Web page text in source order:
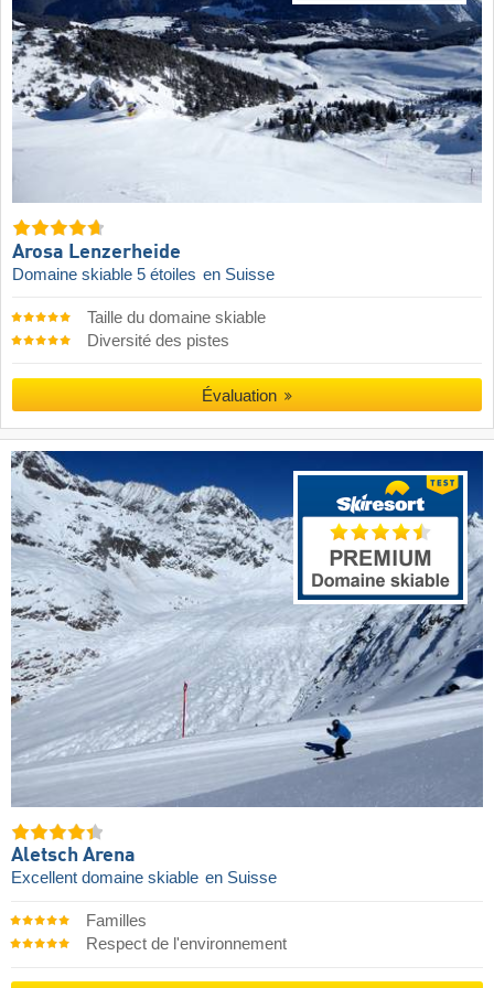
Arosa Lenzerheide
Domaine skiable 5 étoiles en Suisse
Taille du domaine skiable
Diversité des pistes
Évaluation
Aletsch Arena
Excellent domaine skiable en Suisse
Familles
Respect de l'environnement